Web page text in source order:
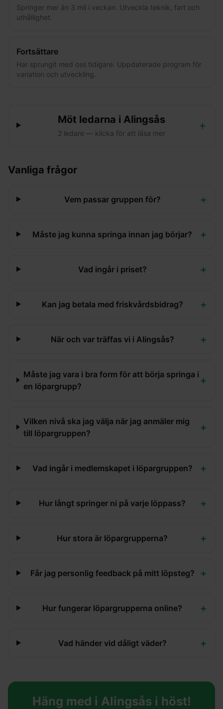
Springer mer än 3 mil i veckan. Utveckla teknik, fart och
uthållighet.
Fortsättare
Har sprungit med oss tidigare. Uppdaterade program för
variation och utveckling.
Möt ledarna i Alingsås
2 ledare — klicka för att läsa mer
+
Vanliga frågor
Vem passar gruppen för? +
Måste jag kunna springa innan jag börjar? +
Vad ingår i priset? +
Kan jag betala med friskvårdsbidrag? +
När och var träffas vi i Alingsås? +
Måste jag vara i bra form för att börja springa i
en löpargrupp?
+
Vilken nivå ska jag välja när jag anmäler mig
till löpargruppen?
+
Vad ingår i medlemskapet i löpargruppen? +
Hur långt springer ni på varje löppass? +
Hur stora är löpargrupperna? +
Får jag personlig feedback på mitt löpsteg? +
Hur fungerar löpargrupperna online? +
Vad händer vid dåligt väder? +
Häng med i Alingsås i höst!